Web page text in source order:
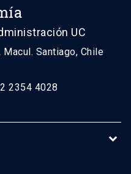
UC
Santiago, Chile
2354 4028